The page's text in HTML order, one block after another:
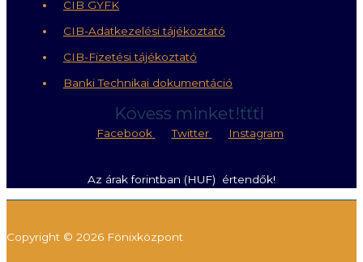
CIB GYFK
CIB-Adatkezelési tájékoztató
CIB-Fizetési tájékoztató
Banki Technikai dokumentáció
Kövess minket!ťťťI
Facebook Twitter Instagram
Az árak forintban (HUF) értendők!
Copyright © 2026 Fönixközpont